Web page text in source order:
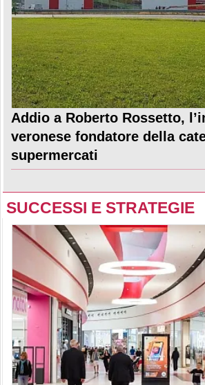
Addio a Roberto Rossetto,
veronese fondatore della
supermercati
SUCCESSI E STRATEGIE